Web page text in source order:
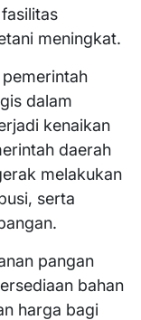
meningkat.
dalam
kenaikan
daerah
melakukan
serta
pangan
bahan
harga bagi